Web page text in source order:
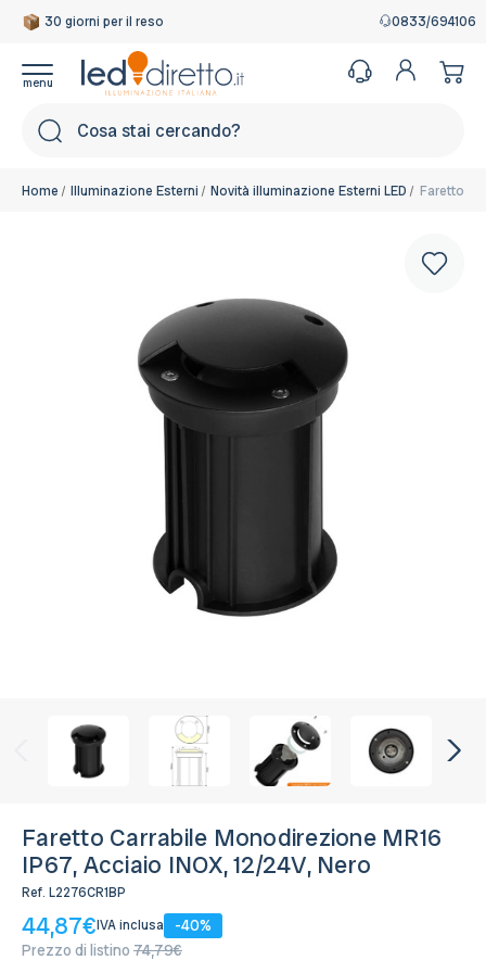
30 giorni per il reso
Garanzia Italiana 0833/694106
Home Illuminazione Esterni Novità illuminazione Esterni LED Faretto
Faretto Carrabile Monodirezione MR16
IP67, Acciaio INOX, 12/24V, Nero
Ref. L2276CR1BP
44,87€IVA inclusa
-40%
Prezzo di listino 74,79€
Disponibile, Spedito in 24/48 ore